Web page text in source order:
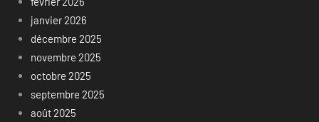
janvier 2026
décembre 2025
novembre 2025
octobre 2025
septembre 2025
août 2025